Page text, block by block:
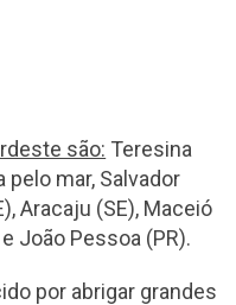
são: Teresina
pelo mar, Salvador
Aracaju (SE), Maceió
João Pessoa (PR).
por abrigar grandes